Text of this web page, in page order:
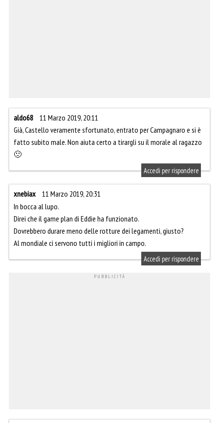
aldo68
11 Marzo 2019, 20:11
Già, Castello veramente sfortunato, entrato per Campagnaro e si è
fatto subito male. Non aiuta certo a tirargli su il morale al ragazzo
🙁
Accedi per rispondere
xnebiax
11 Marzo 2019, 20:31
In bocca al lupo.
Direi che il game plan di Eddie ha funzionato.
Dovrebbero durare meno delle rotture dei legamenti, giusto?
Al mondiale ci servono tutti i migliori in campo.
Accedi per rispondere